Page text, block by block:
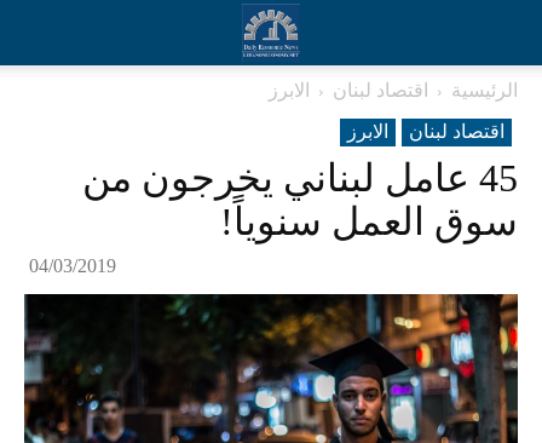
الرئيسية اقتصاد لبنان
الابرز
اقتصاد لبنان
الابرز
45 عامل لبناني يخرجون من
سوق العمل سنوياً!
04/03/2019